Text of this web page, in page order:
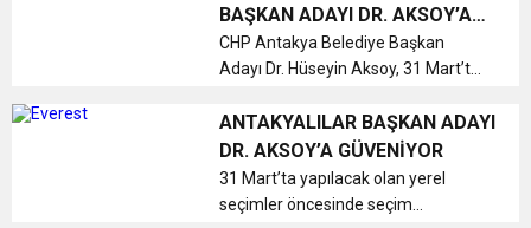
Aksoy’un açıkladığı projeleri
vatandaşlar alkışlarla onaylayar...
BAŞKAN ADAYI DR. AKSOY’A
GÜVENİYOR
CHP Antakya Belediye Başkan
Adayı Dr. Hüseyin Aksoy, 31 Mart’ta
Seçimleri öncesinde seçim
çalışmalarını beraberinde bulunan
belediye meclis üyesi adayları ile
sürdürmey...
ANTAKYALILAR BAŞKAN ADAYI
DR. AKSOY’A GÜVENİYOR
31 Mart’ta yapılacak olan yerel
seçimler öncesinde seçim